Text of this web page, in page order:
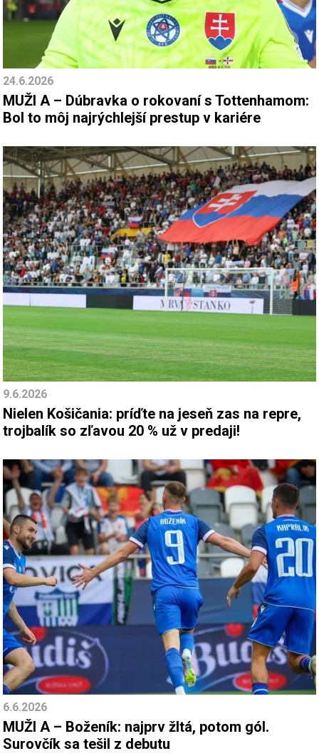
24.6.2026
MUŽI A – Dúbravka o rokovaní s Tottenhamom:
Bol to môj najrýchlejší prestup v kariére
9.6.2026
Nielen Košičania: príďte na jeseň zas na repre,
trojbalík so zľavou 20 % už v predaji!
6.6.2026
MUŽI A – Boženík: najprv žltá, potom gól.
Surovčík sa tešil z debutu